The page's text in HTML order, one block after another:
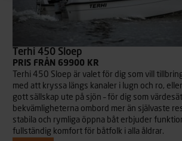
Terhi 450 Sloep
PRIS FRÅN 69900 KR
Terhi 450 Sloep är valet för dig som vill
med att kryssa längs kanaler i lugn och ro,
gott sällskap ute på sjön – för dig som
bekvämligheterna ombord mer än självaste
stabila och rymliga öppna båt erbjuder
fullständig komfort för båtfolk i alla åldrar.